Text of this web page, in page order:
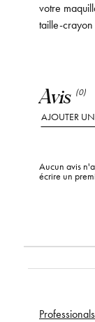
Avis (0)
AJOUTER
Aucun avis
écrire un
votre
taille-
Professionals